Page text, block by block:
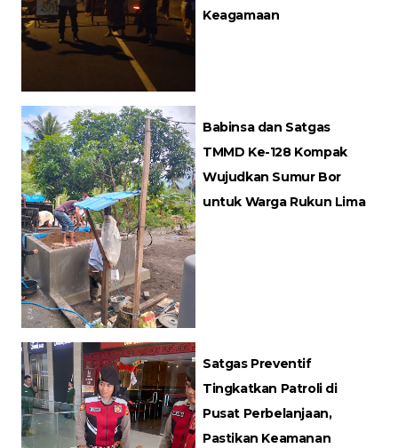
Keagamaan
Babinsa dan Satgas
TMMD Ke-128 Kompak
Wujudkan Sumur Bor
untuk Warga Rukun Lima
Satgas Preventif
Tingkatkan Patroli di
Pusat Perbelanjaan,
Pastikan Keamanan